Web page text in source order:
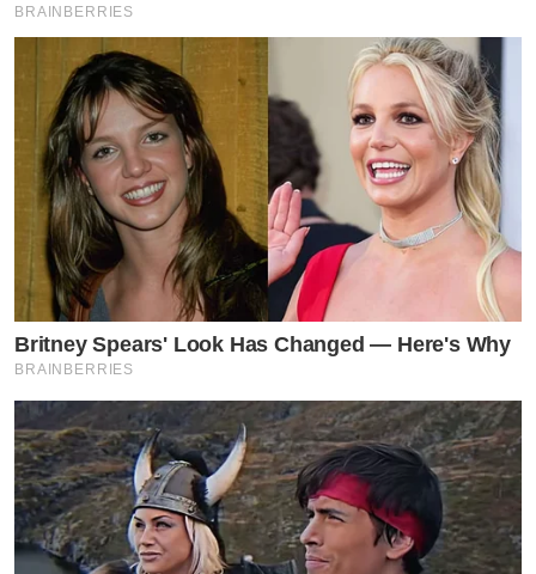
BRAINBERRIES
Britney Spears' Look Has Changed — Here's Why
BRAINBERRIES